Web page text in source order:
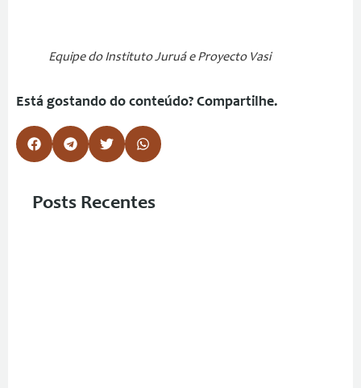
Equipe do Instituto Juruá e Proyecto Vasi
Está gostando do conteúdo? Compartilhe.
Posts Recentes